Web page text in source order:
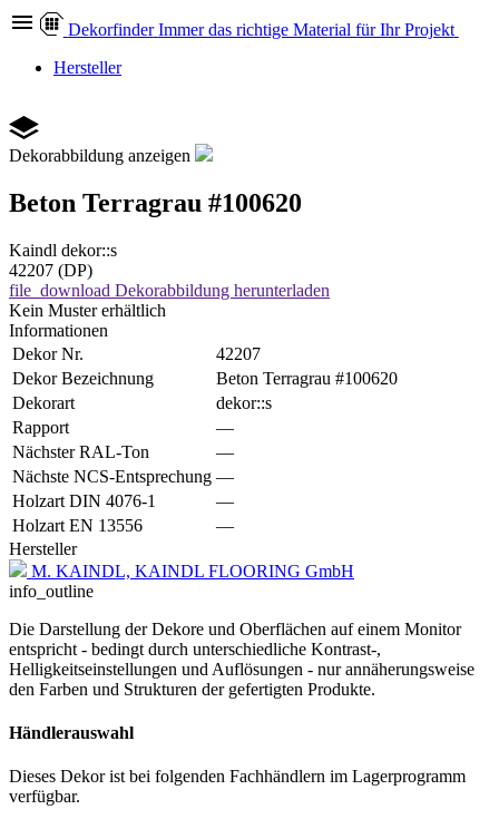
Dekorfinder Immer das richtige Material für Ihr Projekt
Hersteller
Dekorabbildung anzeigen
Beton Terragrau #100620
Kaindl dekor::s
42207 (DP)
file_download Dekorabbildung herunterladen
Kein Muster erhältlich
Informationen
Dekor Nr.
42207
Dekor Bezeichnung
Beton Terragrau #100620
Dekorart
dekor::s
Rapport
—
Nächster RAL-Ton
—
Nächste NCS-Entsprechung —
Holzart DIN 4076-1
—
Holzart EN 13556
—
Hersteller
M. KAINDL, KAINDL FLOORING GmbH
info_outline
Die Darstellung der Dekore und Oberflächen auf einem Monitor
entspricht - bedingt durch unterschiedliche Kontrast-,
Helligkeitseinstellungen und Auflösungen - nur annäherungsweise
den Farben und Strukturen der gefertigten Produkte.
Händlerauswahl
Dieses Dekor ist bei folgenden Fachhändlern im Lagerprogramm
verfügbar.